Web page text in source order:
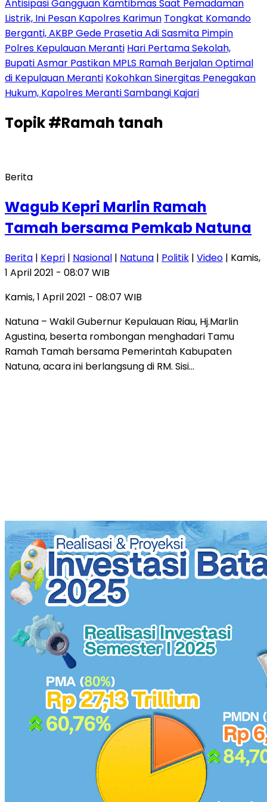
Antisipasi Gangguan Kamtibmas Saat Pemadaman
Listrik, Ini Pesan Kapolres Karimun Tongkat Komando
Berganti, AKBP Gede Prasetia Adi Sasmita Pimpin
Polres Kepulauan Meranti Hari Pertama Sekolah,
Bupati Asmar Pastikan MPLS Ramah Berjalan Optimal
di Kepulauan Meranti Kokohkan Sinergitas Penegakan
Hukum, Kapolres Meranti Sambangi Kajari
Topik#Ramah tanah
Berita
Wagub Kepri Marlin Ramah
Tamah bersama Pemkab Natuna
Berita | Kepri | Nasional | Natuna | Politik | Video | Kamis,
1 April 2021 - 08:07 WIB
Kamis, 1 April 2021 - 08:07 WIB
Natuna – Wakil Gubernur Kepulauan Riau, Hj.Marlin
Agustina, beserta rombongan menghadari Tamu
Ramah Tamah bersama Pemerintah Kabupaten
Natuna, acara ini berlangsung di RM. Sisi…